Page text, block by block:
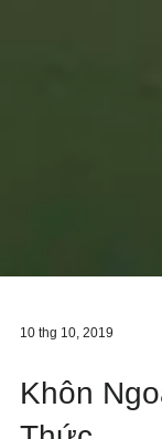
10 thg 10, 2019